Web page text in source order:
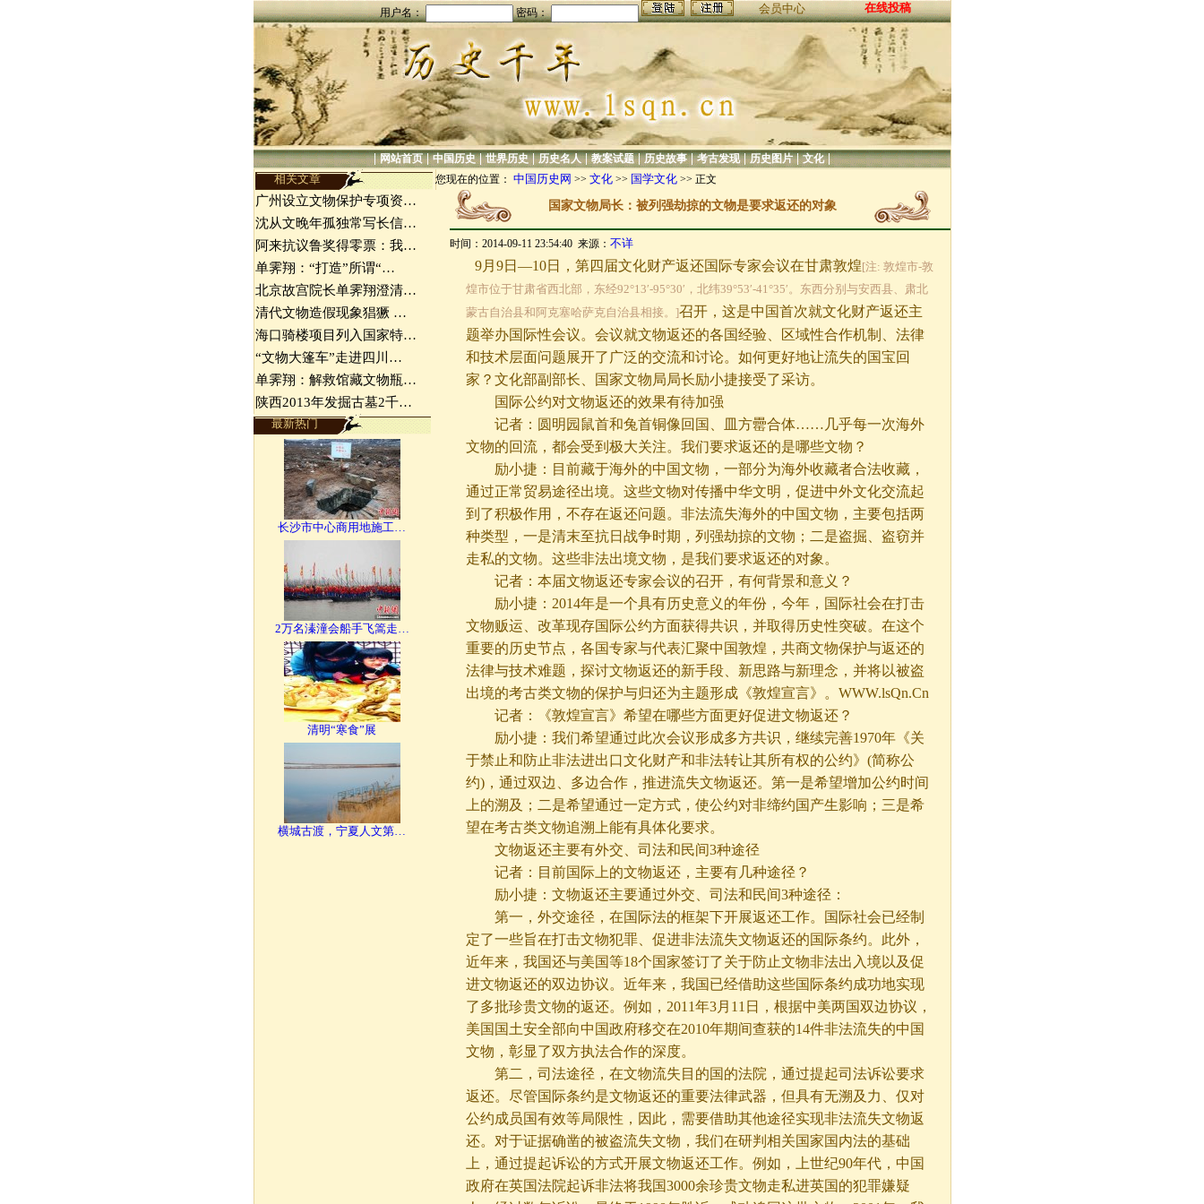
用户名： 密码： 会员中心 在线投稿
|网站首页|中国历史|世界历史|历史名人|教案试题|历史故事|考古发现|历史图片|文化|
相关文章
您现在的位置： 中国历史网 >> 文化>> 国学文化>> 正文
广州设立文物保护专项资…
沈从文晚年孤独常写长信…
阿来抗议鲁奖得零票：我…
单霁翔：“打造”所谓“…
北京故宫院长单霁翔澄清…
清代文物造假现象猖獗 …
海口骑楼项目列入国家特…
“文物大篷车”走进四川…
单霁翔：解救馆藏文物瓶…
陕西2013年发掘古墓2千…
最新热门
长沙市中心商用地施工…
2万名溱潼会船手飞篙走…
清明“寒食”展
横城古渡，宁夏人文第…
国家文物局长：被列强劫掠的文物是要求返还的对象
时间：2014-09-11 23:54:40 来源： 不详
9月9日—10日，第四届文化财产返还国际专家会议在甘肃敦煌[注: 敦煌市-敦
煌市位于甘肃省西北部，东经92°13′-95°30′，北纬39°53′-41°35′。东西分别与安西县、肃北
蒙古自治县和阿克塞哈萨克自治县相接。]召开，这是中国首次就文化财产返还主
题举办国际性会议。会议就文物返还的各国经验、区域性合作机制、法律
和技术层面问题展开了广泛的交流和讨论。如何更好地让流失的国宝回
家？文化部副部长、国家文物局局长励小捷接受了采访。
国际公约对文物返还的效果有待加强
记者：圆明园鼠首和兔首铜像回国、皿方罍合体……几乎每一次海外
文物的回流，都会受到极大关注。我们要求返还的是哪些文物？
励小捷：目前藏于海外的中国文物，一部分为海外收藏者合法收藏，
通过正常贸易途径出境。这些文物对传播中华文明，促进中外文化交流起
到了积极作用，不存在返还问题。非法流失海外的中国文物，主要包括两
种类型，一是清末至抗日战争时期，列强劫掠的文物；二是盗掘、盗窃并
走私的文物。这些非法出境文物，是我们要求返还的对象。
记者：本届文物返还专家会议的召开，有何背景和意义？
励小捷：2014年是一个具有历史意义的年份，今年，国际社会在打击
文物贩运、改革现存国际公约方面获得共识，并取得历史性突破。在这个
重要的历史节点，各国专家与代表汇聚中国敦煌，共商文物保护与返还的
法律与技术难题，探讨文物返还的新手段、新思路与新理念，并将以被盗
出境的考古类文物的保护与归还为主题形成《敦煌宣言》。WWW.lsQn.Cn
记者：《敦煌宣言》希望在哪些方面更好促进文物返还？
励小捷：我们希望通过此次会议形成多方共识，继续完善1970年《关
于禁止和防止非法进出口文化财产和非法转让其所有权的公约》(简称公
约)，通过双边、多边合作，推进流失文物返还。第一是希望增加公约时间
上的溯及；二是希望通过一定方式，使公约对非缔约国产生影响；三是希
望在考古类文物追溯上能有具体化要求。
文物返还主要有外交、司法和民间3种途径
记者：目前国际上的文物返还，主要有几种途径？
励小捷：文物返还主要通过外交、司法和民间3种途径：
第一，外交途径，在国际法的框架下开展返还工作。国际社会已经制
定了一些旨在打击文物犯罪、促进非法流失文物返还的国际条约。此外，
近年来，我国还与美国等18个国家签订了关于防止文物非法出入境以及促
进文物返还的双边协议。近年来，我国已经借助这些国际条约成功地实现
了多批珍贵文物的返还。例如，2011年3月11日，根据中美两国双边协议，
美国国土安全部向中国政府移交在2010年期间查获的14件非法流失的中国
文物，彰显了双方执法合作的深度。
第二，司法途径，在文物流失目的国的法院，通过提起司法诉讼要求
返还。尽管国际条约是文物返还的重要法律武器，但具有无溯及力、仅对
公约成员国有效等局限性，因此，需要借助其他途径实现非法流失文物返
还。对于证据确凿的被盗流失文物，我们在研判相关国家国内法的基础
上，通过提起诉讼的方式开展文物返还工作。例如，上世纪90年代，中国
政府在英国法院起诉非法将我国3000余珍贵文物走私进英国的犯罪嫌疑